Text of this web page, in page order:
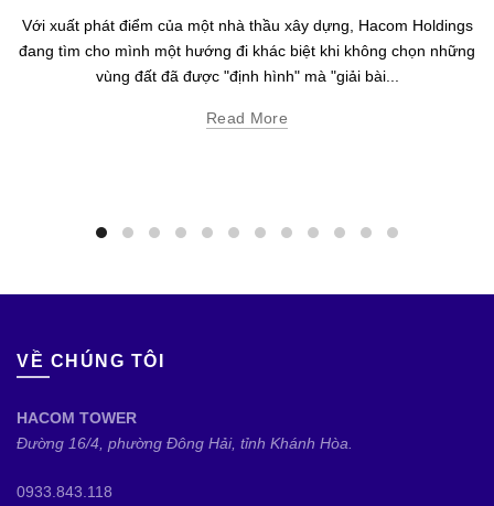
Với xuất phát điểm của một nhà thầu xây dựng, Hacom Holdings
đang tìm cho mình một hướng đi khác biệt khi không chọn những
vùng đất đã được "định hình" mà "giải bài...
Read More
VỀ CHÚNG TÔI
HACOM TOWER
Đường 16/4, phường Đông Hải, tỉnh Khánh Hòa.
0933.843.118